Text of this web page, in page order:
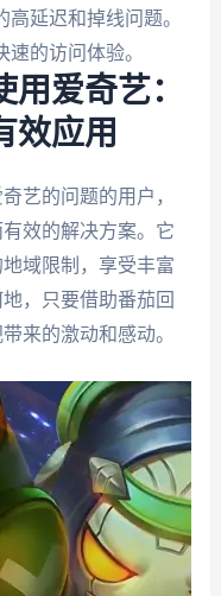
延迟和掉线问题。
的访问体验。
爱奇艺：
效应用
艺的问题的用户，
效的解决方案。它
域限制，享受丰富
，只要借助番茄回
来的激动和感动。